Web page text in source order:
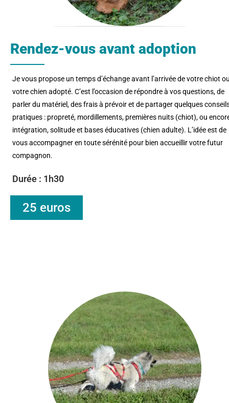
Rendez-vous avant adoption
Je vous propose un temps d’échange avant l’arrivée de votre chiot
votre chien adopté. C’est l’occasion de répondre à vos questions, de
parler du matériel, des frais à prévoir et de partager quelques
pratiques : propreté, mordillements, premières nuits (chiot), ou
intégration, solitude et bases éducatives (chien adulte). L’idée est de
vous accompagner en toute sérénité pour bien accueillir votre futur
compagnon.
Durée : 1h30
25 euros